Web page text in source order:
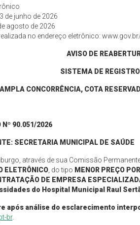
de junho de 2026
agosto de 2026
no endereço eletrônico:
AVISO DE
SISTEMA DE
AMPLA CONCORRÊNCIA, COTA
Nº 90.051/2026
SECRETARIA MUNICIPAL DE SAÚDE
através de sua Comissão
ELETRÔNICO , do tipo MENOR PREÇO
DE EMPRESA
do Hospital Municipal Raul
após análise do esclarecimento
br.